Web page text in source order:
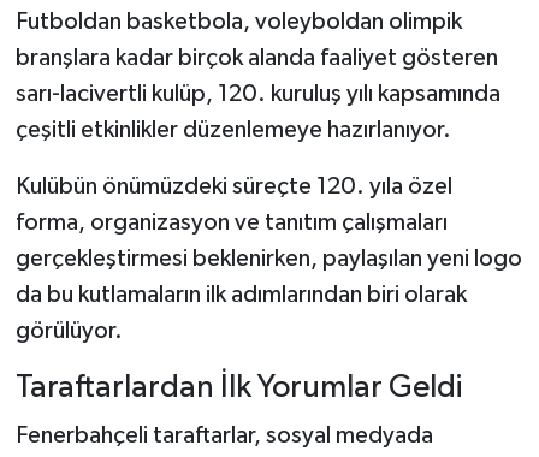
Futboldan basketbola, voleyboldan olimpik
branşlara kadar birçok alanda faaliyet gösteren
sarı-lacivertli kulüp, 120. kuruluş yılı kapsamında
çeşitli etkinlikler düzenlemeye hazırlanıyor.
Kulübün önümüzdeki süreçte 120. yıla özel
forma, organizasyon ve tanıtım çalışmaları
gerçekleştirmesi beklenirken, paylaşılan yeni logo
da bu kutlamaların ilk adımlarından biri olarak
görülüyor.
Taraftarlardan İlk Yorumlar Geldi
Fenerbahçeli taraftarlar, sosyal medyada